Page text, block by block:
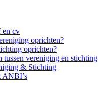
en cv
oprichten?
oprichten?
tussen vereniging en stichting
& Stichting
ANBI’s